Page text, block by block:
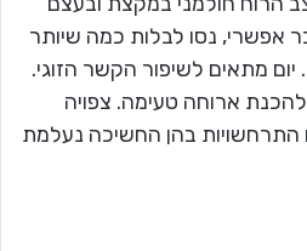
אפשרי, נסו לבלות כמה שיותר
מתאים לשיפור הקשר הזוגי.
ארוחה טעימה. צפויה
התרחשויות בהן החשיכה נעלמת